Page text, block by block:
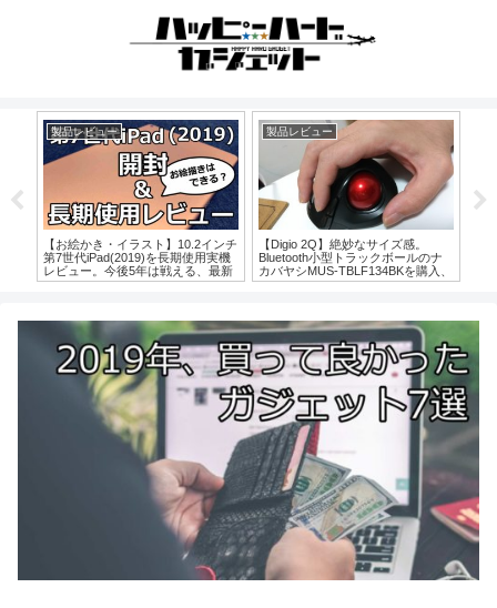
製品レビュー
【お絵かき・イラスト】10.2インチ
第7世代iPad(2019)を長期使用実機
レビュー。今後5年は戦える、最新
無印iPadは最安3万円台なのにほぼ
製品レビュー
【Digio 2Q】絶妙なサイズ感。
Bluetooth小型トラックボールのナ
カバヤシMUS-TBLF134BKを購入、
Surface Goで1ヶ月使用レビュー